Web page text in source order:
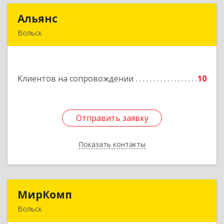
Альянс
Вольск
Клиентов на сопровождении 10
Отправить заявку
Показать контакты
Подробнее
Отправить заявку
Назад
МирКомп
Вольск